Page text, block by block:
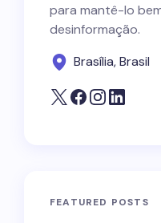
para mantê-lo
desinformação.
Brasília, Brasil
FEATURED POSTS